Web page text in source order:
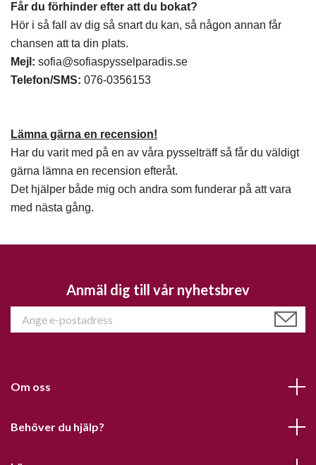
Får du förhinder efter att du bokat?
Hör i så fall av dig så snart du kan, så någon annan får
chansen att ta din plats.
Mejl: sofia@sofiaspysselparadis.se
Telefon/SMS: 076-0356153
Lämna gärna en recension!
Har du varit med på en av våra pysselträff så får du väldigt
gärna lämna en recension efteråt.
Det hjälper både mig och andra som funderar på att vara
med nästa gång.
Anmäl dig till vår nyhetsbrev
Om oss
Behöver du hjälp?